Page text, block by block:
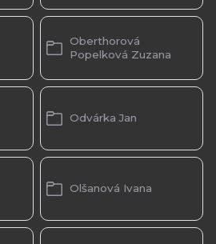
Oberthorová
Popelková Zuzana
Odvárka Jan
Olšanová Ivana